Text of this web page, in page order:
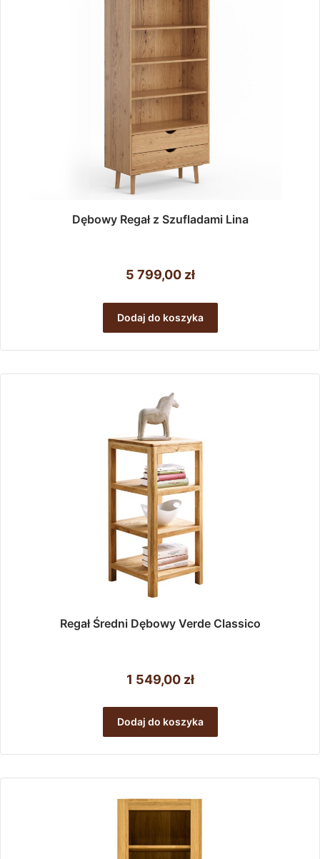
Dębowy Regał z Szufladami Lina
5 799,00 zł
Dodaj do koszyka
Regał Średni Dębowy Verde Classico
1 549,00 zł
Dodaj do koszyka